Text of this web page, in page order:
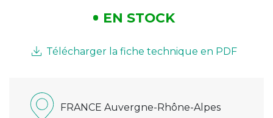
EN STOCK
Télécharger la fiche technique en PDF
FRANCE Auvergne-Rhône-Alpes